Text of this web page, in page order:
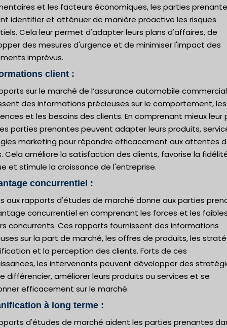
et les facteurs économiques, les parties
identifier et atténuer de manière proactive les risques
Cela leur permet d'adapter leurs plans d'affaires, de
des mesures d'urgence et de minimiser l'impact des
imprévus.
client :
sur le marché de l’assurance automobile
des informations précieuses sur le comportement, les
et les besoins des clients. En comprenant mieux leur
parties prenantes peuvent adapter leurs produits,
marketing pour répondre efficacement aux attentes
Cela améliore la satisfaction des clients, favorise la
et stimule la croissance de l'entreprise.
concurrentiel :
aux rapports d'études de marché donne aux parties
concurrentiel en comprenant les forces et les
concurrents. Ces rapports fournissent des informations
sur la part de marché, les offres de produits, les
et la perception des clients. Forts de ces
les intervenants peuvent développer des
différencier, améliorer leurs produits ou services et se
efficacement sur le marché.
à long terme :
d'études de marché aident les parties prenantes